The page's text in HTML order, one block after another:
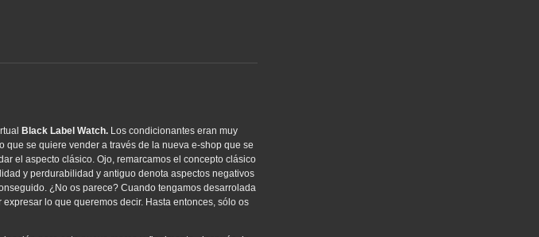
Black Label Watch. Los condicionantes eran muy
se quiere vender a través de la nueva e-shop que se
el aspecto clásico. Ojo, remarcamos el concepto clásico
y perdurabilidad y antiguo denota aspectos negativos
¿No os parece? Cuando tengamos desarrolada
lo que queremos decir. Hasta entonces, sólo os